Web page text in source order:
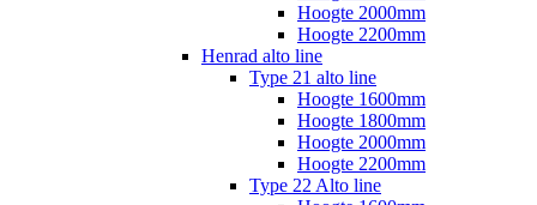
Hoogte 2000mm
Hoogte 2200mm
Henrad alto line
Type 21 alto line
Hoogte 1600mm
Hoogte 1800mm
Hoogte 2000mm
Hoogte 2200mm
Type 22 Alto line